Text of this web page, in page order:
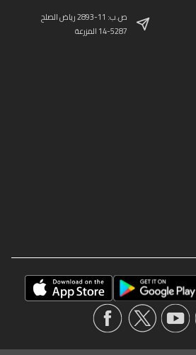
ص.ب: 11-2893 رياض الصلح
14-5287 المزرعة